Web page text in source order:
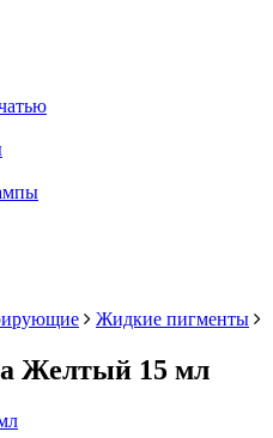
Жидкие пигменты
Желтый 15 мл